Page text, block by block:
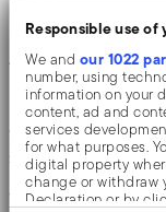
Responsible use of
We and our 1022
number, using
information on your
content, ad and
services
for what purposes.
digital property
change or withdraw
Declaration or by
Assiette de présentation
ACIER INOX
MIRROR PVD RUM +3 COLORIS
2 DIMENSIONS
153,50 €